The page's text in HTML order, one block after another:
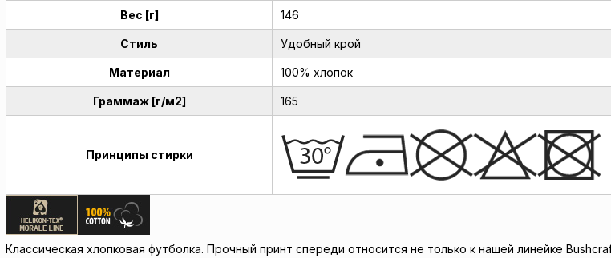
Вес [г] 146
Стиль Удобный крой
Материал 100% хлопок
Граммаж [г/м2] 165
Принципы стирки
Классическая хлопковая футболка. Прочный принт спереди относится не только к нашей линейке